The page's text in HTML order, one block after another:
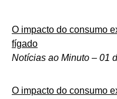
O impacto do consumo
fígado
Notícias ao Minuto – 01
O impacto do consumo